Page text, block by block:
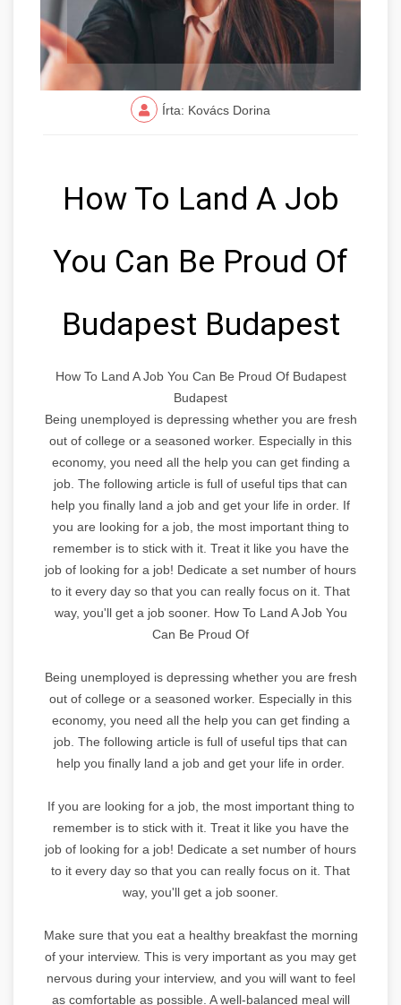
Írta: Kovács Dorina
How To Land A Job
You Can Be Proud Of
Budapest Budapest
How To Land A Job You Can Be Proud Of Budapest
Budapest
Being unemployed is depressing whether you are fresh
out of college or a seasoned worker. Especially in this
economy, you need all the help you can get finding a
job. The following article is full of useful tips that can
help you finally land a job and get your life in order. If
you are looking for a job, the most important thing to
remember is to stick with it. Treat it like you have the
job of looking for a job! Dedicate a set number of hours
to it every day so that you can really focus on it. That
way, you'll get a job sooner. How To Land A Job You
Can Be Proud Of
Being unemployed is depressing whether you are fresh
out of college or a seasoned worker. Especially in this
economy, you need all the help you can get finding a
job. The following article is full of useful tips that can
help you finally land a job and get your life in order.
If you are looking for a job, the most important thing to
remember is to stick with it. Treat it like you have the
job of looking for a job! Dedicate a set number of hours
to it every day so that you can really focus on it. That
way, you'll get a job sooner.
Make sure that you eat a healthy breakfast the morning
of your interview. This is very important as you may get
nervous during your interview, and you will want to feel
as comfortable as possible. A well-balanced meal will